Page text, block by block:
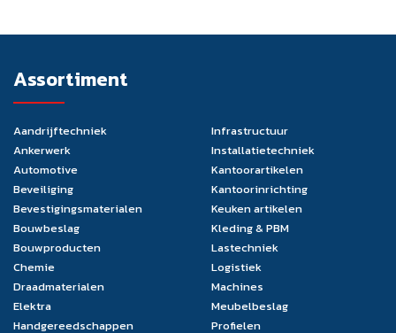
Assortiment
Aandrijftechniek
Ankerwerk
Automotive
Beveiliging
Bevestigingsmaterialen
Bouwbeslag
Bouwproducten
Chemie
Draadmaterialen
Elektra
Handgereedschappen
Infrastructuur
Installatietechniek
Kantoorartikelen
Kantoorinrichting
Keuken artikelen
Kleding & PBM
Lastechniek
Logistiek
Machines
Meubelbeslag
Profielen